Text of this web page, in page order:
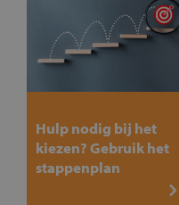
Hulp nodig bij het
kiezen? Gebruik het
stappenplan